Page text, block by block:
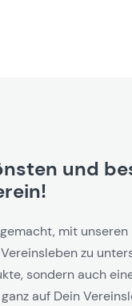
und
mit
zu
sondern auch
auf Dein